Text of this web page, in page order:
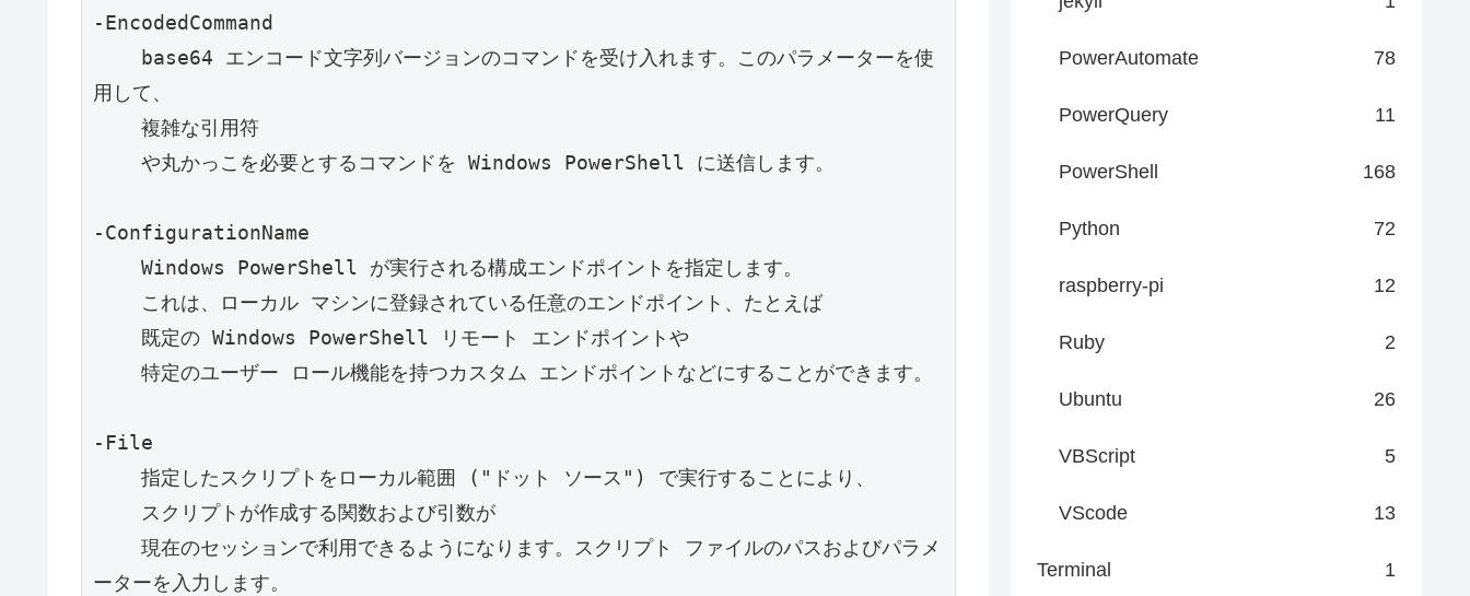
-EncodedCommand
用して、
-ConfigurationName
-File
ーターを入力します。
PowerAutomate 78
PowerQuery 11
PowerShell 168
Python 72
raspberry-pi 12
Ruby 2
Ubuntu 26
VBScript 5
VScode 13
Terminal 1